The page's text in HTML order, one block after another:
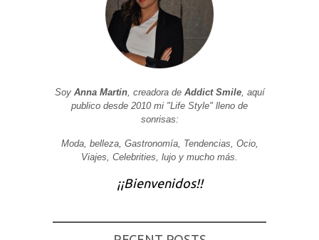
Soy Anna Martin, creadora de Addict Smile, aquí
publico desde 2010 mi "Life Style" lleno de
sonrisas:
Moda, belleza, Gastronomía, Tendencias, Ocio,
Viajes, Celebrities, lujo y mucho más.
¡¡Bienvenidos!!
se usa la
Experiencia